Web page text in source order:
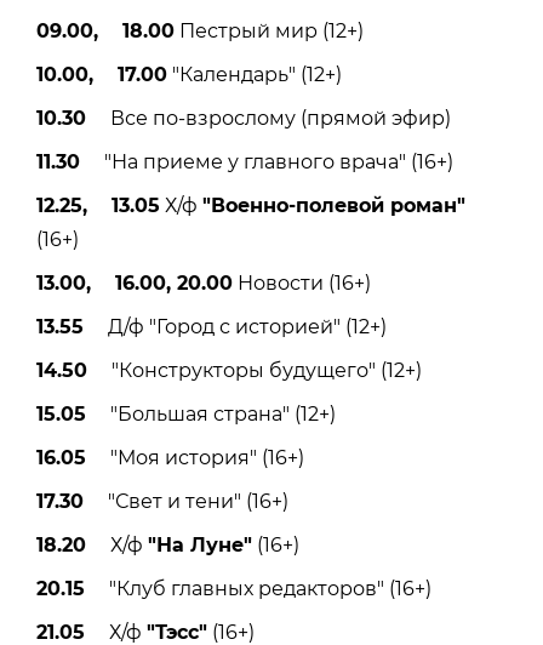
09.00, 18.00 Пестрый мир (12+)
10.00, 17.00 "Календарь" (12+)
10.30 Все по-взрослому (прямой эфир)
11.30 "На приеме у главного врача" (16+)
12.25, 13.05 Х/ф "Военно-полевой роман"
(16+)
13.00, 16.00, 20.00 Новости (16+)
13.55 Д/ф "Город с историей" (12+)
14.50 "Конструкторы будущего" (12+)
15.05 "Большая страна" (12+)
16.05 "Моя история" (16+)
17.30 "Свет и тени" (16+)
18.20 Х/ф "На Луне" (16+)
20.15 "Клуб главных редакторов" (16+)
21.05 Х/ф "Тэсс" (16+)